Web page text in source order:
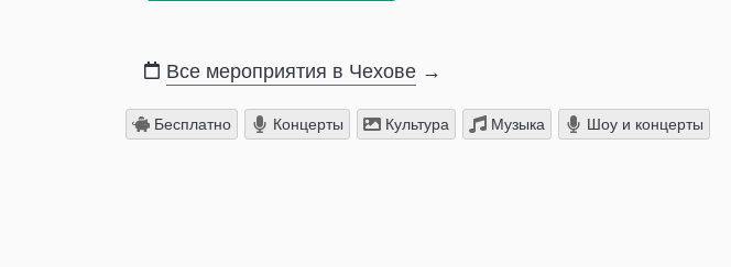
Все мероприятия в Чехове →
Бесплатно Концерты Культура Музыка Шоу и концерты